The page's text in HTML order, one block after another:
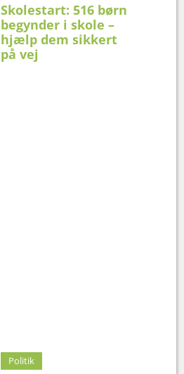
Skolestart: 516 børn
begynder i skole –
hjælp dem sikkert
på vej
Politik